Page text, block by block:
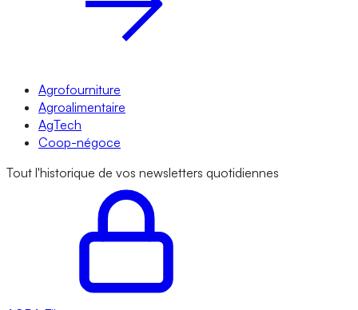
Agrofourniture
Agroalimentaire
AgTech
Coop-négoce
Tout l'historique de vos newsletters quotidiennes